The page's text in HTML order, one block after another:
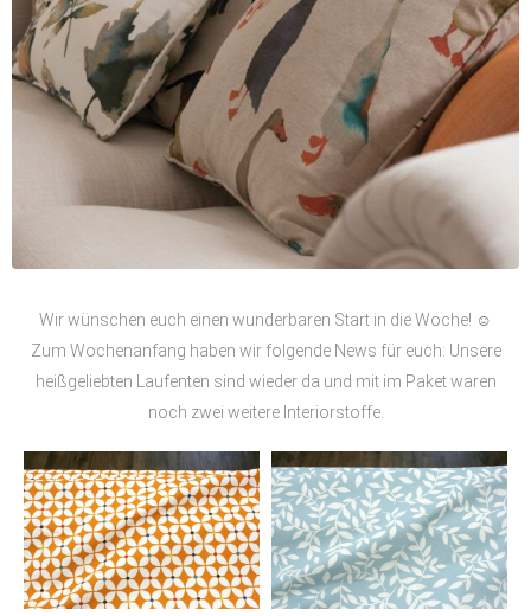
Wir wünschen euch einen wunderbaren Start in die Woche! ☺
Zum Wochenanfang haben wir folgende News für euch: Unsere
heißgeliebten Laufenten sind wieder da und mit im Paket waren
noch zwei weitere Interiorstoffe.